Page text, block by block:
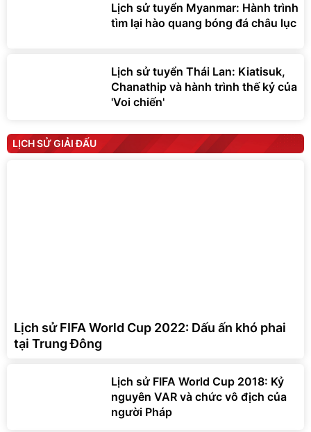
Lịch sử tuyển Myanmar: Hành trình
tìm lại hào quang bóng đá châu lục
Lịch sử tuyển Thái Lan: Kiatisuk,
Chanathip và hành trình thế kỷ của
'Voi chiến'
LỊCH SỬ GIẢI ĐẤU
Lịch sử FIFA World Cup 2022: Dấu ấn khó phai
tại Trung Đông
Lịch sử FIFA World Cup 2018: Kỷ
nguyên VAR và chức vô địch của
người Pháp